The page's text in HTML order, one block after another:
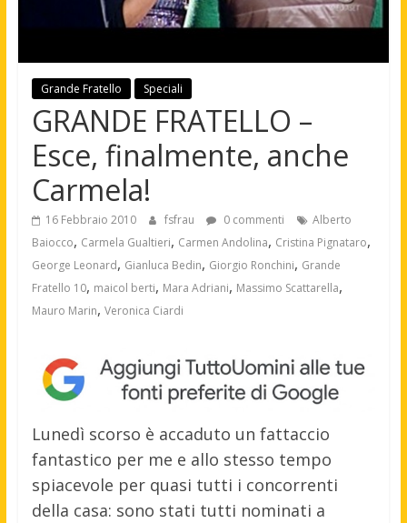
Grande Fratello Speciali
GRANDE FRATELLO –
Esce, finalmente, anche
Carmela!
16 Febbraio 2010 fsfrau 0 commenti
Alberto
Baiocco, Carmela Gualtieri, Carmen Andolina, Cristina Pignataro,
George Leonard, Gianluca Bedin, Giorgio Ronchini, Grande
Fratello 10, maicol berti, Mara Adriani, Massimo Scattarella,
Mauro Marin, Veronica Ciardi
Lunedì scorso è accaduto un fattaccio
fantastico per me e allo stesso tempo
spiacevole per quasi tutti i concorrenti
della casa: sono stati tutti nominati a